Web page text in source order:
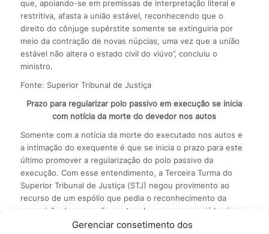
Gerenciar consetimento dos
que, apoiando-se em premissas de interpretação literal e
restritiva, afasta a união estável, reconhecendo que o
direito do cônjuge supérstite somente se extinguiria por
meio da contração de novas núpcias, uma vez que a união
estável não altera o estado civil do viúvo”, concluiu o
ministro.
Fonte: Superior Tribunal de Justiça
Prazo para regularizar polo passivo em execução se inicia
com notícia da morte do devedor nos autos
Somente com a notícia da morte do executado nos autos e
a intimação do exequente é que se inicia o prazo para este
último promover a regularização do polo passivo da
execução. Com esse entendimento, a Terceira Turma do
Superior Tribunal de Justiça (STJ) negou provimento ao
recurso de um espólio que pedia o reconhecimento da
prescrição de execução contra ele, uma vez que já haviam
decorrido sete anos entre a morte do devedor e a sua int?